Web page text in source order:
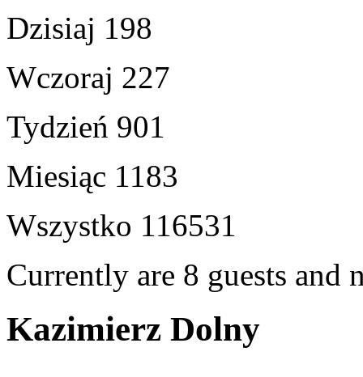
Dzisiaj 198
Wczoraj 227
Tydzień 901
Miesiąc 1183
Wszystko 116531
Currently are 8 guests and
Kazimierz Dolny